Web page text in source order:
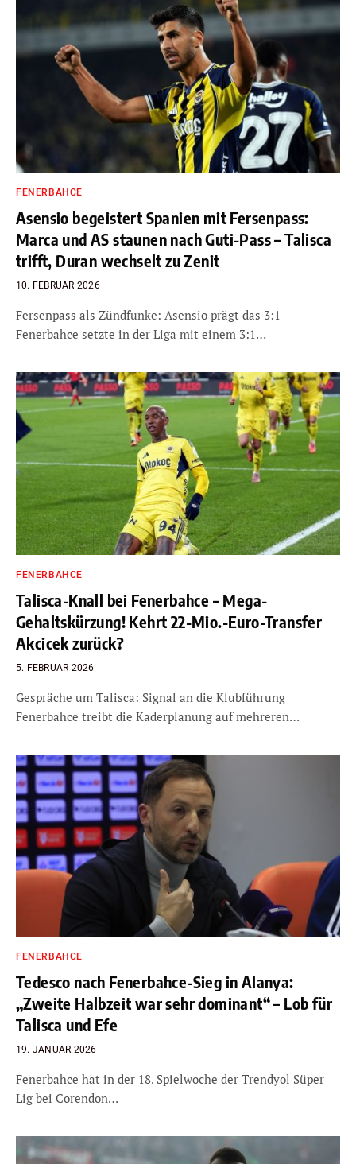
FENERBAHCE
Asensio begeistert Spanien mit Fersenpass:
Marca und AS staunen nach Guti-Pass – Talisca
trifft, Duran wechselt zu Zenit
10. FEBRUAR 2026
Fersenpass als Zündfunke: Asensio prägt das 3:1
Fenerbahce setzte in der Liga mit einem 3:1…
FENERBAHCE
Talisca-Knall bei Fenerbahce – Mega-
Gehaltskürzung! Kehrt 22-Mio.-Euro-Transfer
Akcicek zurück?
5. FEBRUAR 2026
Gespräche um Talisca: Signal an die Klubführung
Fenerbahce treibt die Kaderplanung auf mehreren…
FENERBAHCE
Tedesco nach Fenerbahce-Sieg in Alanya:
„Zweite Halbzeit war sehr dominant“ – Lob für
Talisca und Efe
19. JANUAR 2026
Fenerbahce hat in der 18. Spielwoche der Trendyol Süper
Lig bei Corendon…